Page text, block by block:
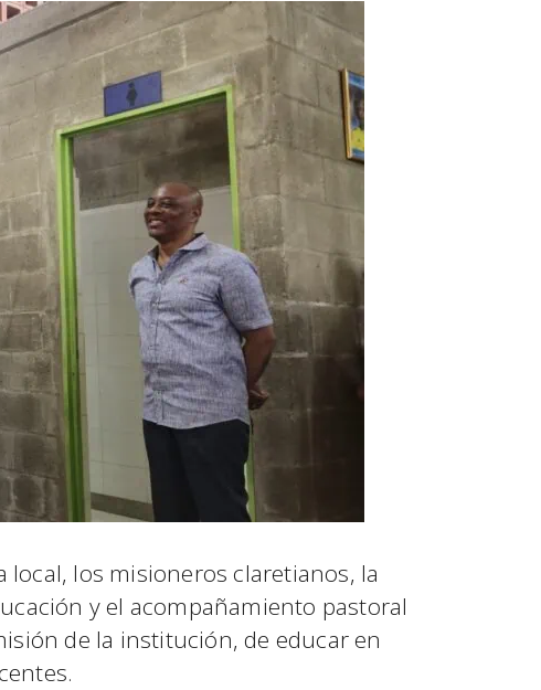
local, los misioneros claretianos, la
y el acompañamiento pastoral
de la institución, de educar en